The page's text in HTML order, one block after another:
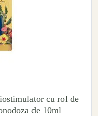
cu rol de
de 10ml